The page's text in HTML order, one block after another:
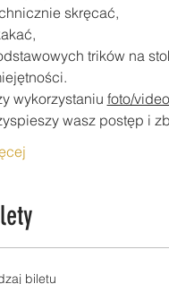
skręcać,
trików na
wykorzystaniu foto/
wasz postęp i
biletu